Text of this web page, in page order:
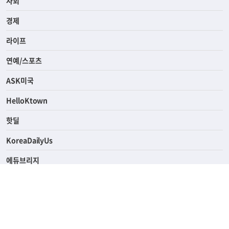
경제
라이프
연예/스포츠
ASK미국
HelloKtown
핫딜
KoreaDailyUs
에듀브리지